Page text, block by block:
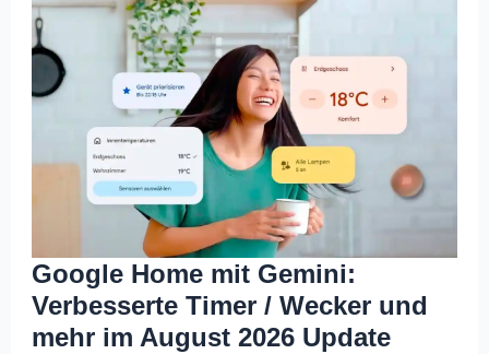
Google Home mit Gemini:
Verbesserte Timer / Wecker und
mehr im August 2026 Update